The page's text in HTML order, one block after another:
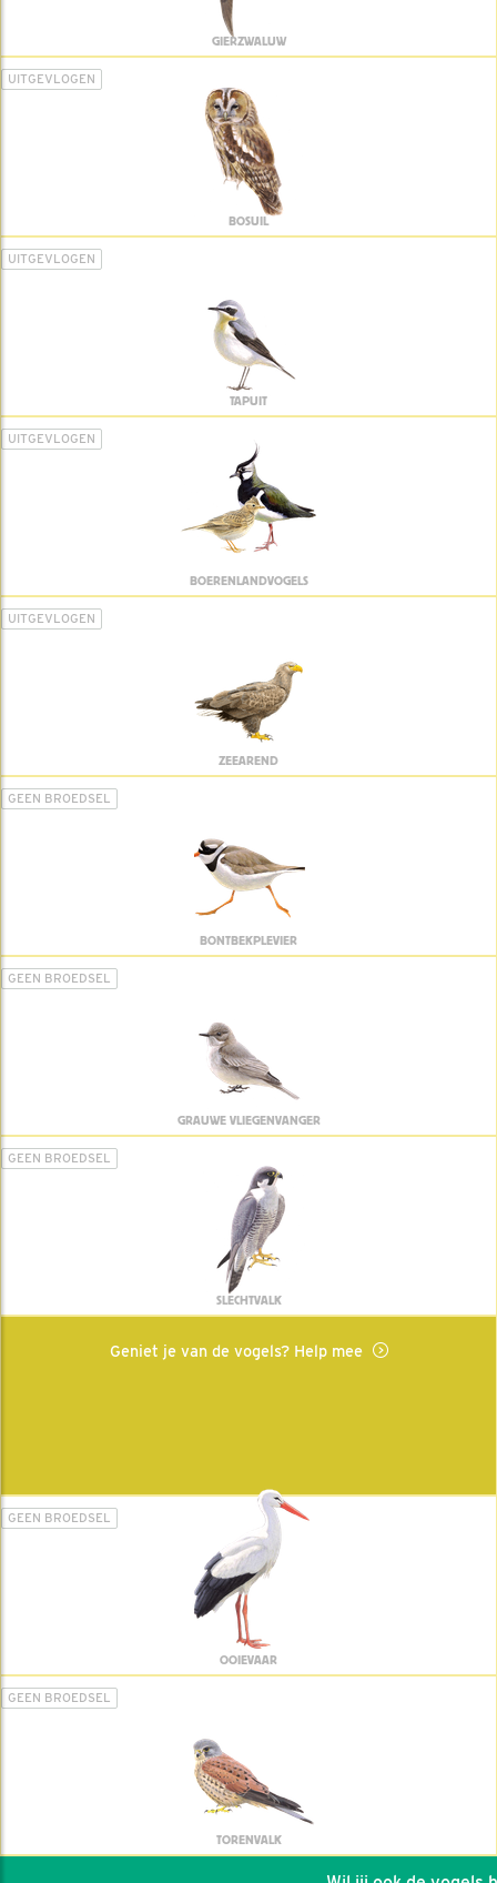
GIERZWALUW
UITGEVLOGEN
BOSUIL
UITGEVLOGEN
TAPUIT
UITGEVLOGEN
BOERENLANDVOGELS
UITGEVLOGEN
ZEEAREND
GEEN BROEDSEL
BONTBEKPLEVIER
GEEN BROEDSEL
GRAUWE VLIEGENVANGER
GEEN BROEDSEL
SLECHTVALK
Geniet je van de vogels? Help mee
GEEN BROEDSEL
OOIEVAAR
GEEN BROEDSEL
TORENVALK